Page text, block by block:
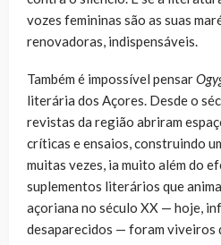
vozes femininas são as suas
renovadoras, indispensáveis.
Também é impossível pensar
literária dos Açores. Desde o
revistas da região abriram
críticas e ensaios, construindo
muitas vezes, ia muito além do
suplementos literários que
açoriana no século XX — hoje,
desaparecidos — foram viveiros